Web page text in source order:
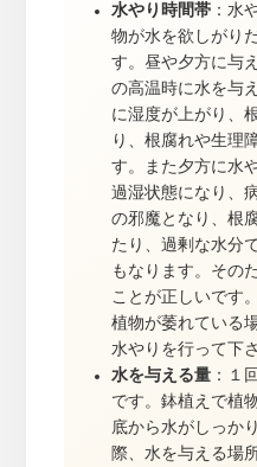
水やり時間帯：水
物が水を欲しがり
す。昼や夕方に与
の高温時に水を与
に湿度が上がり、
り、根腐れや生理
す。また夕方に水
過湿状態になり、
の邪魔となり、根
たり、過剰な水分
もなります。その
ことが正しいです
植物が萎れている
水やりを行って下さ
水を与える量：１
です。鉢植えで植
底から水がしっか
際、水を与える場